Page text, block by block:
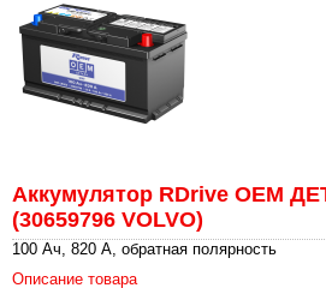
Аккумулятор RDrive OEM
(30659796 VOLVO)
100 Ач, 820 А, обратная полярность
Описание товара